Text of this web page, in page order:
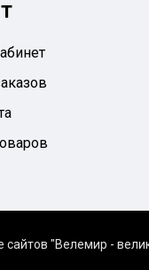
"Велемир -